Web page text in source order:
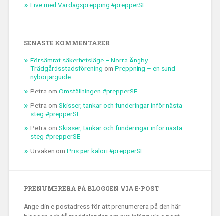
Live med Vardagsprepping #prepperSE
SENASTE KOMMENTARER
Försämrat säkerhetsläge – Norra Ängby
Trädgårdsstadsförening om Preppning – en sund
nybörjarguide
Petra om Omställningen #prepperSE
Petra om Skisser, tankar och funderingar inför nästa
steg #prepperSE
Petra om Skisser, tankar och funderingar inför nästa
steg #prepperSE
Urvaken om Pris per kalori #prepperSE
PRENUMERERA PÅ BLOGGEN VIA E-POST
Ange din e-postadress för att prenumerera på den här